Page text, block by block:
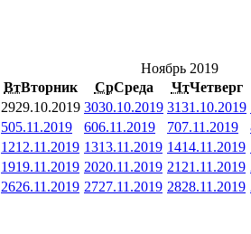
Ноябрь 2019
ВтВторник СрСреда ЧтЧетверг
2929.10.2019 3030.10.2019 3131.10.2019
505.11.2019 606.11.2019 707.11.2019
1212.11.2019 1313.11.2019 1414.11.2019
1919.11.2019 2020.11.2019 21 21.11.2019
2626.11.2019 2727.11.2019 2828.11.2019